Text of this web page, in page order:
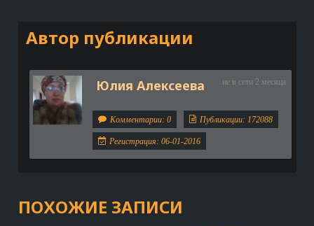
Автор публикации
не в сети 2 месяца
Юлия Алексеева
Комментарии: 0 Публикации: 172088
Регистрация: 06-01-2016
ПОХОЖИЕ ЗАПИСИ